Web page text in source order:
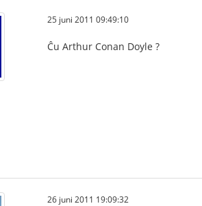
25 juni 2011 09:49:10
Ĉu Arthur Conan Doyle ?
26 juni 2011 19:09:32